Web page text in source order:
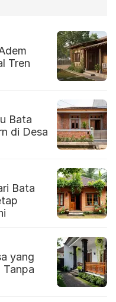
Tren
Bata
di Desa
Bata
yang
Tanpa